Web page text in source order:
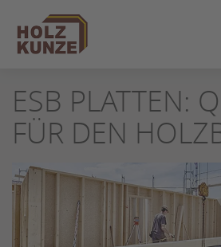
SEITENINHALT
SPRINGEN
ESB PLATTEN:
FÜR DEN